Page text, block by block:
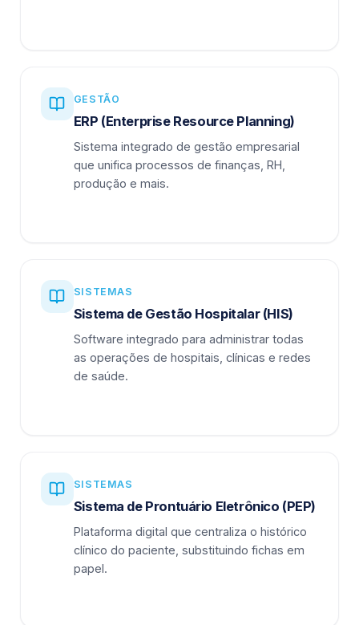
GESTÃO
ERP (Enterprise Resource Planning)
Sistema integrado de gestão empresarial
que unifica processos de finanças, RH,
produção e mais.
SISTEMAS
Sistema de Gestão Hospitalar (HIS)
Software integrado para administrar todas
as operações de hospitais, clínicas e redes
de saúde.
SISTEMAS
Sistema de Prontuário Eletrônico (PEP)
Plataforma digital que centraliza o histórico
clínico do paciente, substituindo fichas em
papel.